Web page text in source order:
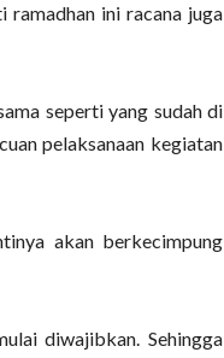
ramadhan ini racana juga
seperti yang sudah di
pelaksanaan kegiatan
akan berkecimpung
diwajibkan. Sehingga